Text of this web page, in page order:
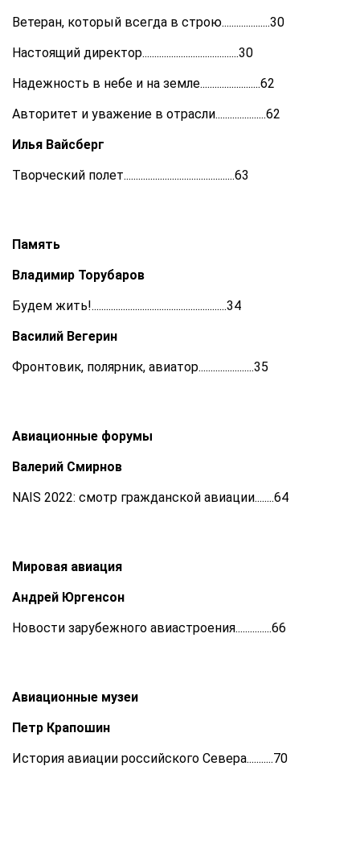
Ветеран, который всегда в строю....................30
Настоящий директор........................................30
Надежность в небе и на земле.........................62
Авторитет и уважение в отрасли.....................62
Илья Вайсберг
Творческий полет..............................................63
Память
Владимир Торубаров
Будем жить!........................................................34
Василий Вегерин
Фронтовик, полярник, авиатор.......................35
Авиационные форумы
Валерий Смирнов
NAIS 2022: смотр гражданской авиации........64
Мировая авиация
Андрей Юргенсон
Новости зарубежного авиастроения...............66
Авиационные музеи
Петр Крапошин
История авиации российского Севера...........70